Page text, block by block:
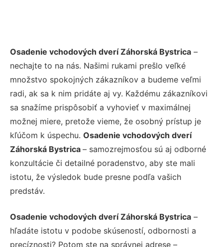
Osadenie vchodových dverí Záhorská Bystrica –
nechajte to na nás. Našimi rukami prešlo veľké
množstvo spokojných zákazníkov a budeme veľmi
radi, ak sa k nim pridáte aj vy. Každému zákazníkovi
sa snažíme prispôsobiť a vyhovieť v maximálnej
možnej miere, pretože vieme, že osobný prístup je
kľúčom k úspechu. Osadenie vchodových dverí
Záhorská Bystrica – samozrejmosťou sú aj odborné
konzultácie či detailné poradenstvo, aby ste mali
istotu, že výsledok bude presne podľa vašich
predstáv.
Osadenie vchodových dverí Záhorská Bystrica –
hľadáte istotu v podobe skúseností, odbornosti a
precíznosti? Potom ste na správnej adrese –